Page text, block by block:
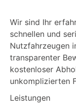
Wir sind Ihr
schnellen und
Nutzfahrzeugen
transparenter
kostenloser
unkomplizierten
Leistungen